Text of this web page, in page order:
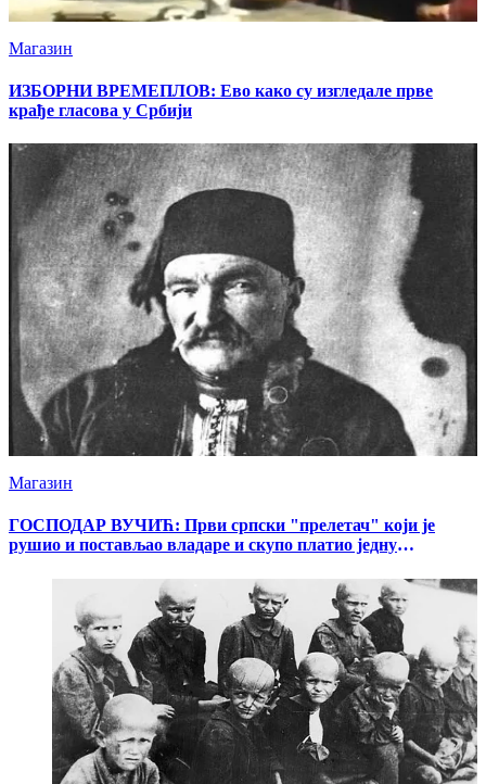
Магазин
ИЗБОРНИ ВРЕМЕПЛОВ: Ево како су изгледале прве
крађе гласова у Србији
Магазин
ГОСПОДАР ВУЧИЋ: Први српски "прелетач" који је
рушио и постављао владаре и скупо платио једну